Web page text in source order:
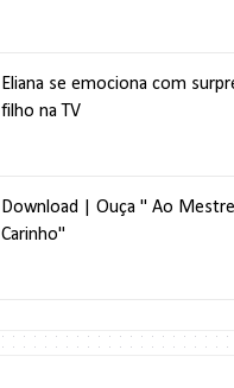
Eliana se emociona com
filho na TV
Download | Ouça " Ao
Carinho"